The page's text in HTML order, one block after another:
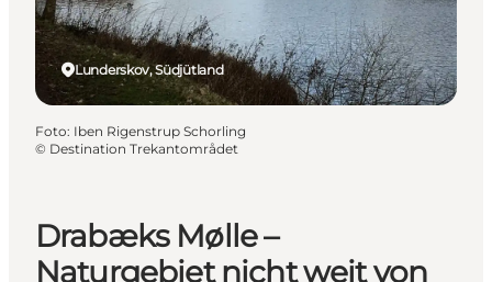
Drabæks Mølle –
Naturgebiet nicht weit von
Lunderskov, Südjütland
Foto: Iben Rigenstrup Schorling
© Destination Trekantområdet